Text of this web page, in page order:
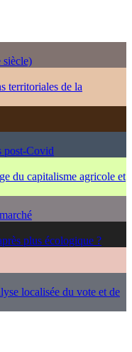
siècle)
territoriales de la
post-Covid
du capitalisme agricole et
plus écologique ?
localisée du vote et de